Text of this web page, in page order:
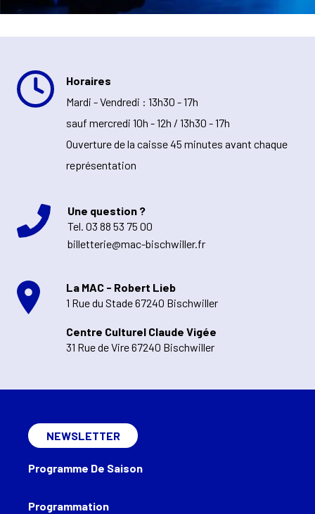
Horaires
Mardi - Vendredi : 13h30 - 17h
sauf mercredi 10h - 12h / 13h30 - 17h
Ouverture de la caisse 45 minutes avant chaque
représentation
Une question ?
Tel. 03 88 53 75 00
billetterie@mac-bischwiller.fr
La MAC - Robert Lieb
1 Rue du Stade 67240 Bischwiller
Centre Culturel Claude Vigée
31 Rue de Vire 67240 Bischwiller
Programmation
NEWSLETTER
Programme De Saison